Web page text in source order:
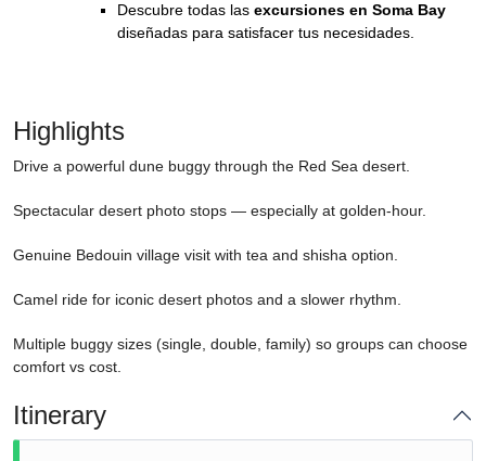
Descubre todas las excursiones en Soma Bay
diseñadas para satisfacer tus necesidades.
Highlights
Drive a powerful dune buggy through the Red Sea desert.
Spectacular desert photo stops — especially at golden-hour.
Genuine Bedouin village visit with tea and shisha option.
Camel ride for iconic desert photos and a slower rhythm.
Multiple buggy sizes (single, double, family) so groups can choose
comfort vs cost.
Itinerary